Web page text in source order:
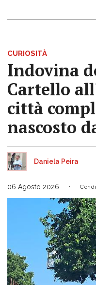
CURIOSITÀ
Indovina
Cartello
città
nascosto
Daniela Peira
06 Agosto 2026